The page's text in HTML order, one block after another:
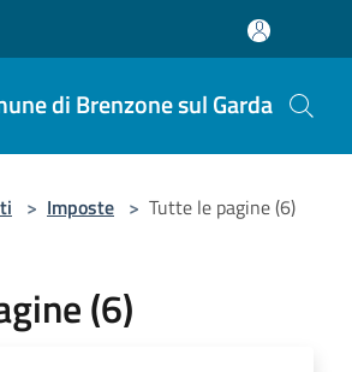
di Brenzone sul Garda
> Imposte > Tutte le pagine (6)
(6)